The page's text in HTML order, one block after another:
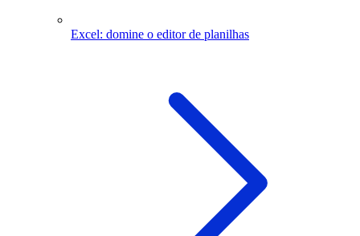
Excel: domine o editor de planilhas